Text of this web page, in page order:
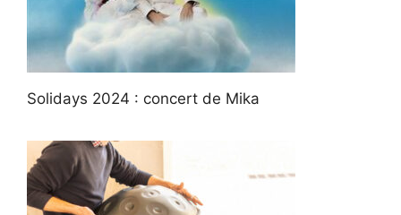
Solidays 2024 : concert de Mika